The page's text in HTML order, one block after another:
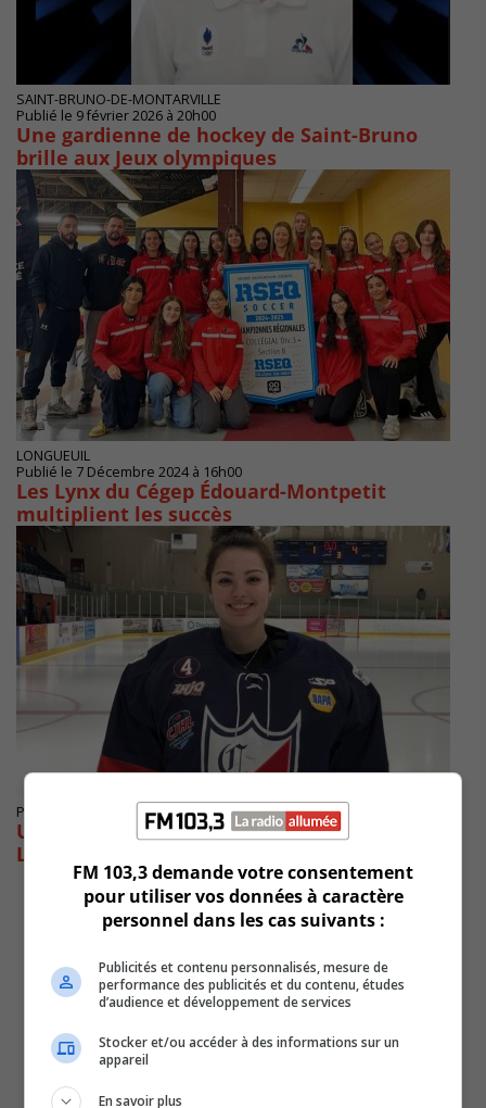
SAINT-BRUNO-DE-MONTARVILLE
Publié le 9 février 2026 à 20h00
Une gardienne de hockey de Saint-Bruno
brille aux Jeux olympiques
LONGUEUIL
Publié le 7 Décembre 2024 à 16h00
Les Lynx du Cégep Édouard-Montpetit
multiplient les succès
Publié le 10 août 2020 à 12h52
Une gardienne du Collège Français à
Longueuil récompensé
FM 103,3 demande votre consentement
pour utiliser vos données à caractère
personnel dans les cas suivants :
Publicités et contenu personnalisés, mesure de
performance des publicités et du contenu, études
d’audience et développement de services
Stocker et/ou accéder à des informations sur un
appareil
En savoir plus